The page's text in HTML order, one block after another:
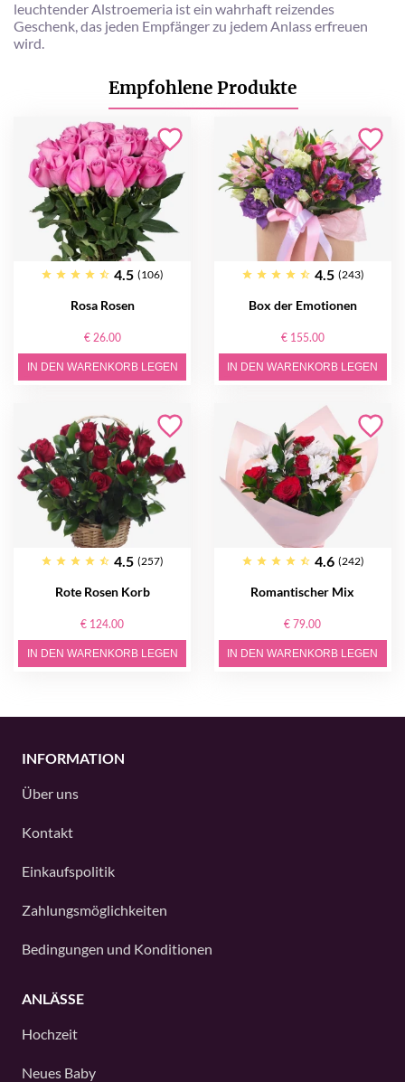
leuchtender Alstroemeria ist ein wahrhaft reizendes
Geschenk, das jeden Empfänger zu jedem Anlass erfreuen
wird.
Empfohlene Produkte
4.5 (106)
Rosa Rosen
€ 26.00
IN DEN WARENKORB LEGEN
4.5 (243)
Box der Emotionen
€ 155.00
IN DEN WARENKORB LEGEN
4.5 (257)
Rote Rosen Korb
€ 124.00
IN DEN WARENKORB LEGEN
4.6 (242)
Romantischer Mix
€ 79.00
IN DEN WARENKORB LEGEN
INFORMATION
Über uns
Kontakt
Einkaufspolitik
Zahlungsmöglichkeiten
Bedingungen und Konditionen
ANLÄSSE
Hochzeit
Neues Baby